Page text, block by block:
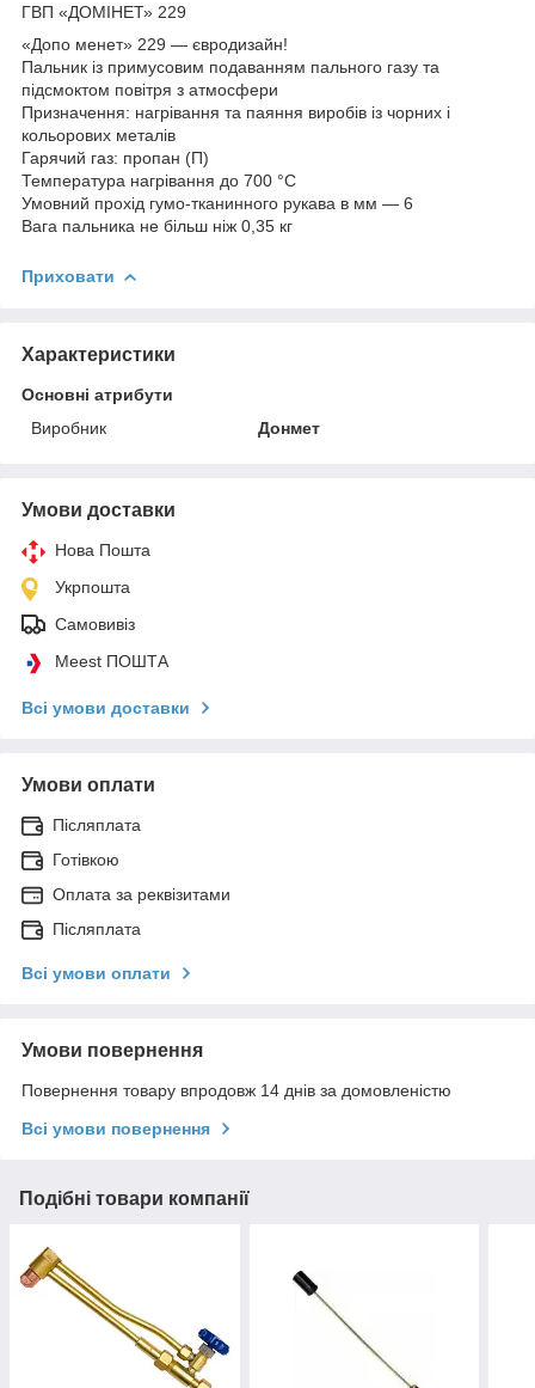
ГВП «ДОМІНЕТ» 229
«Допо менет» 229 — євродизайн!
Пальник із примусовим подаванням пального газу та
підсмоктом повітря з атмосфери
Призначення: нагрівання та паяння виробів із чорних і
кольорових металів
Гарячий газ: пропан (П)
Температура нагрівання до 700 °C
Умовний прохід гумо-тканинного рукава в мм — 6
Вага пальника не більш ніж 0,35 кг
Приховати
Характеристики
Основні атрибути
Виробник
Донмет
Умови доставки
Нова Пошта
Укрпошта
Самовивіз
Meest ПОШТА
Всі умови доставки
Умови оплати
Післяплата
Готівкою
Оплата за реквізитами
Післяплата
Всі умови оплати
Умови повернення
Повернення товару впродовж 14 днів за домовленістю
Всі умови повернення
Подібні товари компанії